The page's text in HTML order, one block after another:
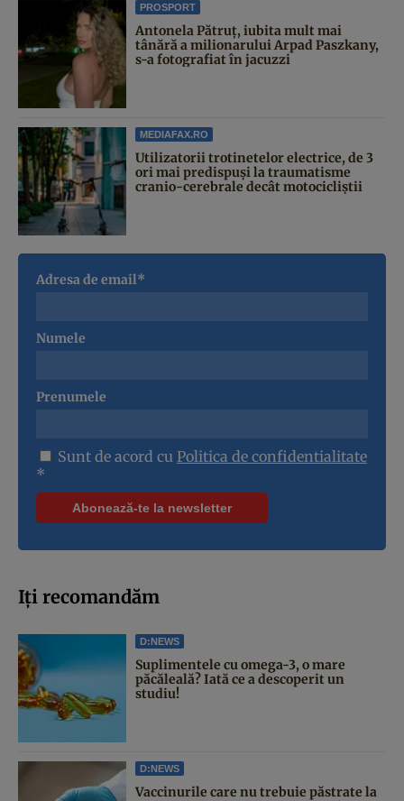
PROSPORT
Antonela Pătruț, iubita mult mai
tânără a milionarului Arpad Paszkany,
s-a fotografiat în jacuzzi
MEDIAFAX.RO
Utilizatorii trotinetelor electrice, de 3
ori mai predispuși la traumatisme
cranio-cerebrale decât motocicliștii
Adresa de email*
Numele
Prenumele
Sunt de acord cu Politica de confidentialitate
*
Iți recomandăm
D:NEWS
Suplimentele cu omega-3, o mare
păcăleală? Iată ce a descoperit un
studiu!
D:NEWS
Vaccinurile care nu trebuie păstrate la